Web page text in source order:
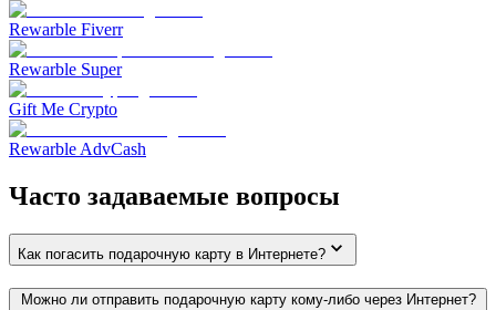
Rewarble Fiverr
Rewarble Super
Gift Me Crypto
Rewarble AdvCash
Часто задаваемые вопросы
Как погасить подарочную карту в Интернете?
Можно ли отправить подарочную карту кому-либо через Интернет?